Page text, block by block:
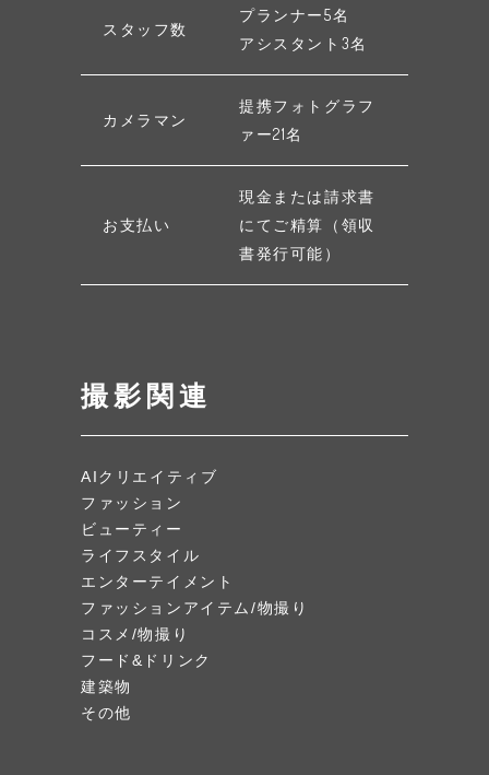
撮影関連
AIクリエイティブ
ファッション
ビューティー
ライフスタイル
エンターテイメント
ファッションアイテム/物撮り
コスメ/物撮り
フード&ドリンク
建築物
その他
スタッフ数
プランナー5名
アシスタント3名
カメラマン
提携フォトグラフ
ァー21名
お支払い
現金または請求書
にてご精算（領収
書発行可能）